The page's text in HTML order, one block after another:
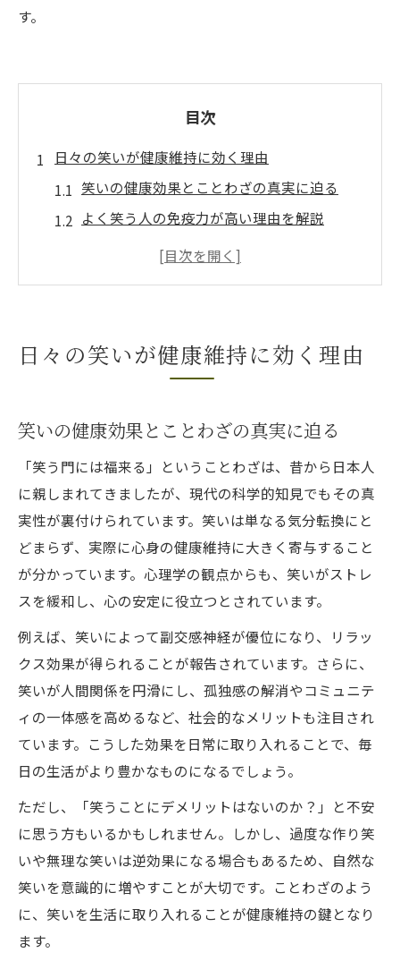
す。
目次
日々の笑いが健康維持に効く理由
笑いの健康効果とことわざの真実に迫る
よく笑う人の免疫力が高い理由を解説
声を出して笑うことの毎日のメリット
声を出して笑う効果と免疫力向上法
DVD発売決定っ‼️講師いぜなひさお氏のメソ
笑うことでストレス軽減できる理由を解説
笑いの効果を最大化する毎日のコツ
笑うことのデメリットと注意点も知ろう
笑える体操でストレスを吹き飛ばす方法
笑える体操でストレスと疲れを解消する秘
訣
DVD発売決定っ‼️「笑える❗️介護予防体操」
の活用法
講師いぜなひさお氏が伝える笑いと健康維
持
わざと笑うことで感じる幸福感の高め方
笑いによる免疫力向上のメカニズムを解説
わざと笑う運動で幸福感が変わる体験談
わざと笑う運動で実感する心の変化とは
DVD発売決定っ‼️体験者が語る笑いの力
日々の笑いが健康維持に効く理由
笑いの健康効果とことわざの真実に迫る
「笑う門には福来る」ということわざは、昔から日本人
に親しまれてきましたが、現代の科学的知見でもその真
実性が裏付けられています。笑いは単なる気分転換にと
どまらず、実際に心身の健康維持に大きく寄与すること
が分かっています。心理学の観点からも、笑いがストレ
スを緩和し、心の安定に役立つとされています。
例えば、笑いによって副交感神経が優位になり、リラッ
クス効果が得られることが報告されています。さらに、
笑いが人間関係を円滑にし、孤独感の解消やコミュニテ
ィの一体感を高めるなど、社会的なメリットも注目され
ています。こうした効果を日常に取り入れることで、毎
日の生活がより豊かなものになるでしょう。
ただし、「笑うことにデメリットはないのか？」と不安
に思う方もいるかもしれません。しかし、過度な作り笑
いや無理な笑いは逆効果になる場合もあるため、自然な
笑いを意識的に増やすことが大切です。ことわざのよう
に、笑いを生活に取り入れることが健康維持の鍵となり
ます。